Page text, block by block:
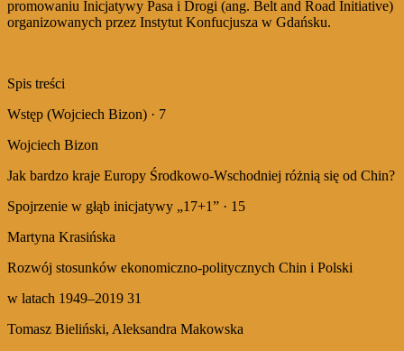
promowaniu Inicjatywy Pasa i Drogi (ang. Belt and Road Initiative)
organizowanych przez Instytut Konfucjusza w Gdańsku.
Spis treści
Wstęp (Wojciech Bizon) · 7
Wojciech Bizon
Jak bardzo kraje Europy Środkowo-Wschodniej różnią się od Chin?
Spojrzenie w głąb inicjatywy „17+1” · 15
Martyna Krasińska
Rozwój stosunków ekonomiczno-politycznych Chin i Polski
w latach 1949–2019 31
Tomasz Bieliński, Aleksandra Makowska